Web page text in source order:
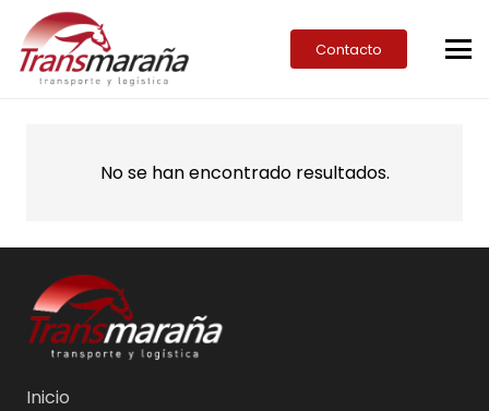
Contacto
No se han encontrado resultados.
Inicio